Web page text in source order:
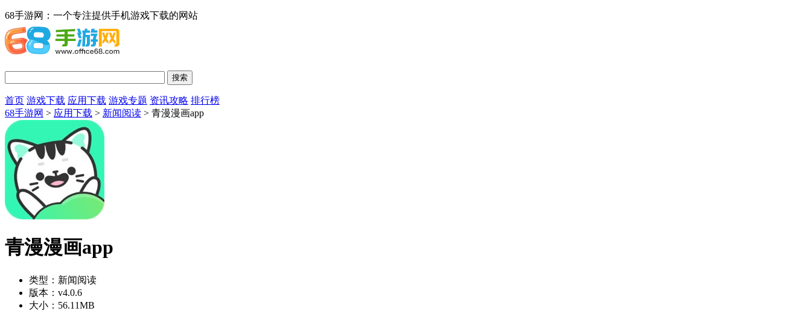
68手游网：一个专注提供手机游戏下载的网站
首页 游戏下载 应用下载 游戏专题 资讯攻略 排行榜
68手游网 > 应用下载 > 新闻阅读 > 青漫漫画app
青漫漫画app
类型： 新闻阅读
版本： v4.0.6
大小： 56.11MB